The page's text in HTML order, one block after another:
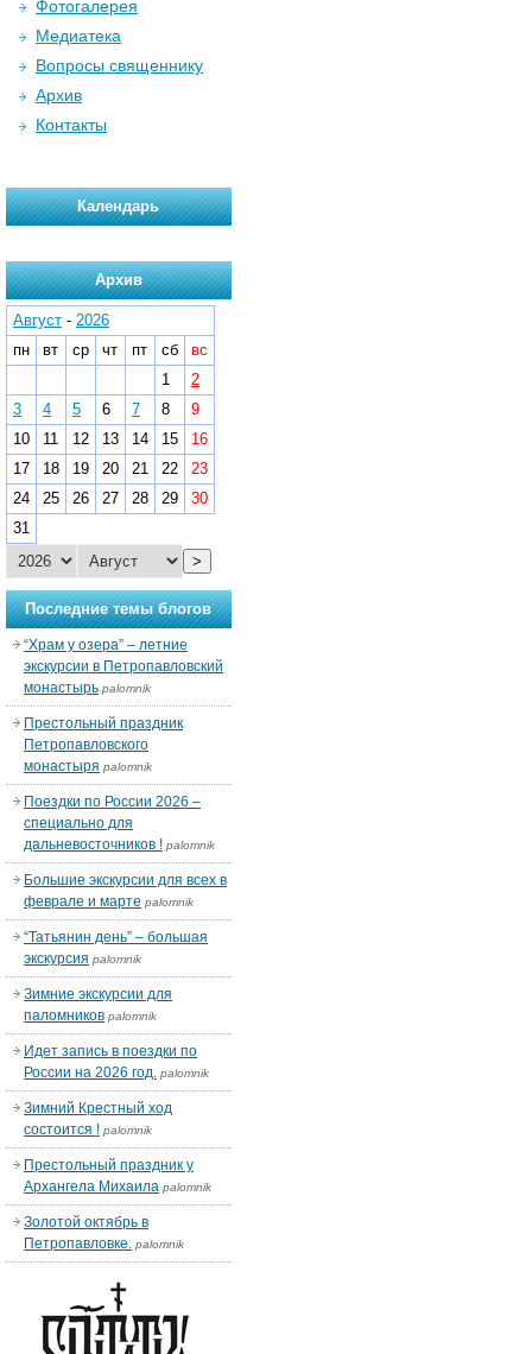
Фотогалерея
Медиатека
Вопросы священнику
Архив
Контакты
Календарь
Архив
Август - 2026
пн
вт ср чт пт сб
вс
1
2
3
4 5 6 7 8
9
10
11 12 13 14 15
16
17
18 19 20 21 22
23
24
25 26 27 28 29
30
31
>
Последние темы блогов
“Храм у озера” – летние
экскурсии в Петропавловский
монастырь palomnik
Престольный праздник
Петропавловского
монастыря palomnik
Поездки по России 2026 –
специально для
дальневосточников ! palomnik
Большие экскурсии для всех в
феврале и марте palomnik
“Татьянин день” – большая
экскурсия palomnik
Зимние экскурсии для
паломников palomnik
Идет запись в поездки по
России на 2026 год. palomnik
Зимний Крестный ход
состоится ! palomnik
Престольный праздник у
Архангела Михаила palomnik
Золотой октябрь в
Петропавловке. palomnik